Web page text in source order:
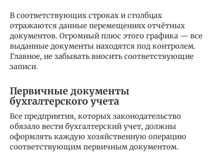
В соответствующих строках и столбцах
отражаются данные перемещениях отчётных
документов. Огромный плюс этого графика — все
выданные документы находятся под контролем.
Главное, не забывать вносить соответствующие
записи.
Первичные документы
бухгалтерского учета
Все предприятия, которых законодательство
обязало вести бухгалтерский учет, должны
оформлять каждую хозяйственную операцию
соответствующим первичным документом.